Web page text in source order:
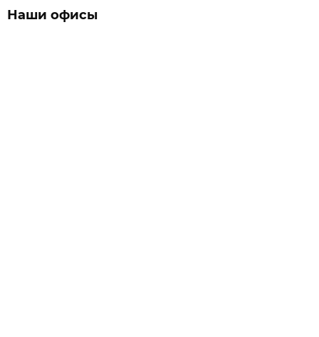
Наши офисы